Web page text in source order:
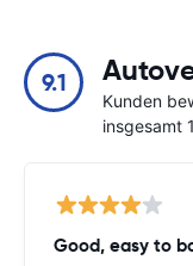
9.1
Kunden
insgesamt
Good, easy to